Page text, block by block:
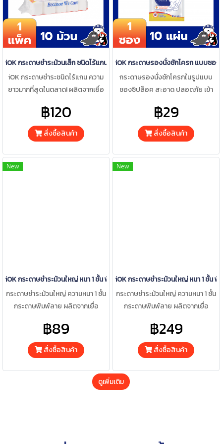
iOK กระดาษชำระม้วนเล็ก ชนิดไร้แกน หนา 2 ชั้น ยาว 35 เมตร x 10 ม้วน/แพ็ค
iOK กระดาษชำระชนิดไร้แกน ความ
ยาวมากที่สุดในตลาด! ผลิตจากเยื่อ
฿120
สั่งซื้อสินค้า
iOK กระดาษรองนั่งชักโครก แบบซอ
กระดาษรองนั่งชักโครกในรูปแบบ
ซองซิปล็อค สะอาด ปลอดภัย เข้า
฿29
สั่งซื้อสินค้า
New
iOK กระดาษชำระม้วนใหญ่ หนา 1 ชั้น พิมพ์ลาย 550 เมตร x 1 ม้วน/แพ็ค (1 แพ็ค)
กระดาษชำระม้วนใหญ่ ความหนา 1 ชั้น
กระดาษพิมพ์ลาย ผลิตจากเยื่อ
฿89
สั่งซื้อสินค้า
New
iOK กระดาษชำระม้วนใหญ่ หนา 1 ชั้น
กระดาษชำระม้วนใหญ่ ความหนา 1 ชั้น
กระดาษพิมพ์ลาย ผลิตจากเยื่อ
฿249
สั่งซื้อสินค้า
ดูเพิ่มเติม